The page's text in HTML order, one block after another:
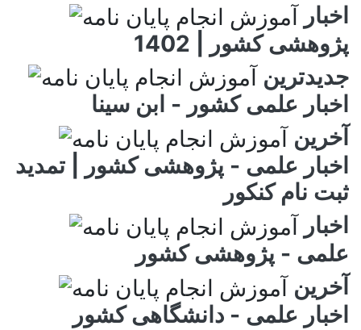
اخبار
پژوهشی کشور | 1402
جدیدترین
اخبار علمی کشور - ابن سینا
آخرین
اخبار علمی - پژوهشی کشور | تمدید
ثبت نام کنکور
اخبار
علمی - پژوهشی کشور
آخرین
اخبار علمی - دانشگاهی کشور